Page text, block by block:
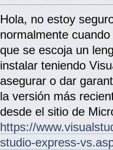
Hola, no estoy
normalmente
que se escoja un
instalar teniendo
asegurar o dar
la versión más
desde el sitio de
https://
studio-express-